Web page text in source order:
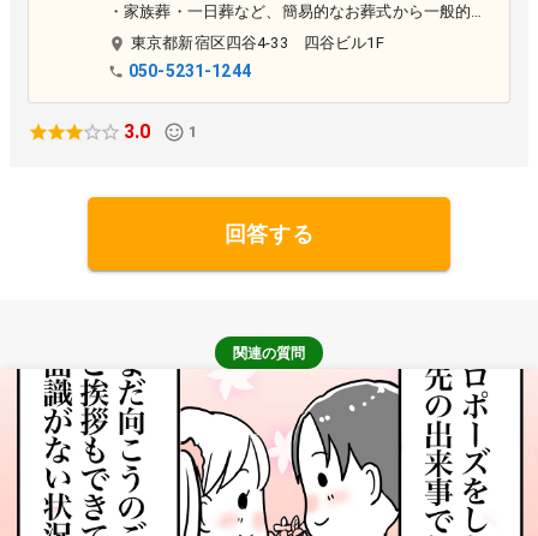
・家族葬・一日葬など、簡易的なお葬式から一般的な
お葬式までご相談を承っております。
東京都新宿区四谷4-33 四谷ビル1F
050-5231-1244
3.0 1
回答する
関連の質問